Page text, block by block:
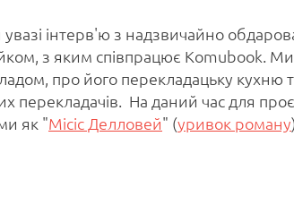
інтерв'ю з надзвичайно
з яким співпрацює Komubook. Ми
про його перекладацьку кухню
перекладачів. На даний час для
як "Місіс Делловей" (уривок роману